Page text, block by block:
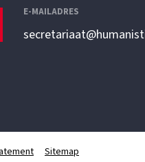
E-MAILADRES
Sitemap